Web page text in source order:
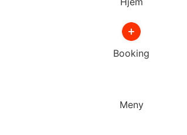
Booking
Meny